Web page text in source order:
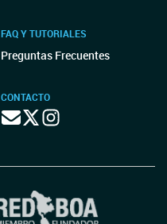
FAQ Y TUTORIALES
Preguntas Frecuentes
CONTACTO